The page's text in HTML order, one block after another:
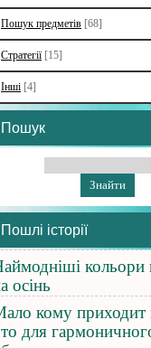
Пошук предметів [68]
Стратегії [15]
Інші [4]
Пошук
Пошлі історії